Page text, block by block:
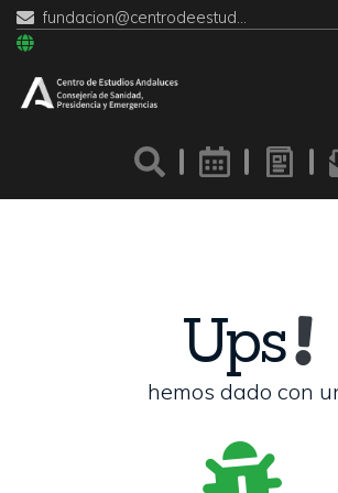
fundacion@centrodeestudiosandaluces.es
Ups
hemos dado con